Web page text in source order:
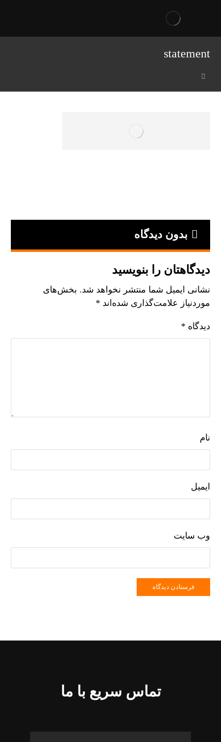
statement
بدون دیدگاه
دیدگاهتان را بنویسید
نشانی ایمیل شما منتشر نخواهد شد. بخش‌های
موردنیاز علامت‌گذاری شده‌اند *
دیدگاه *
نام
ایمیل
وب‌ سایت
تماس سریع با ما